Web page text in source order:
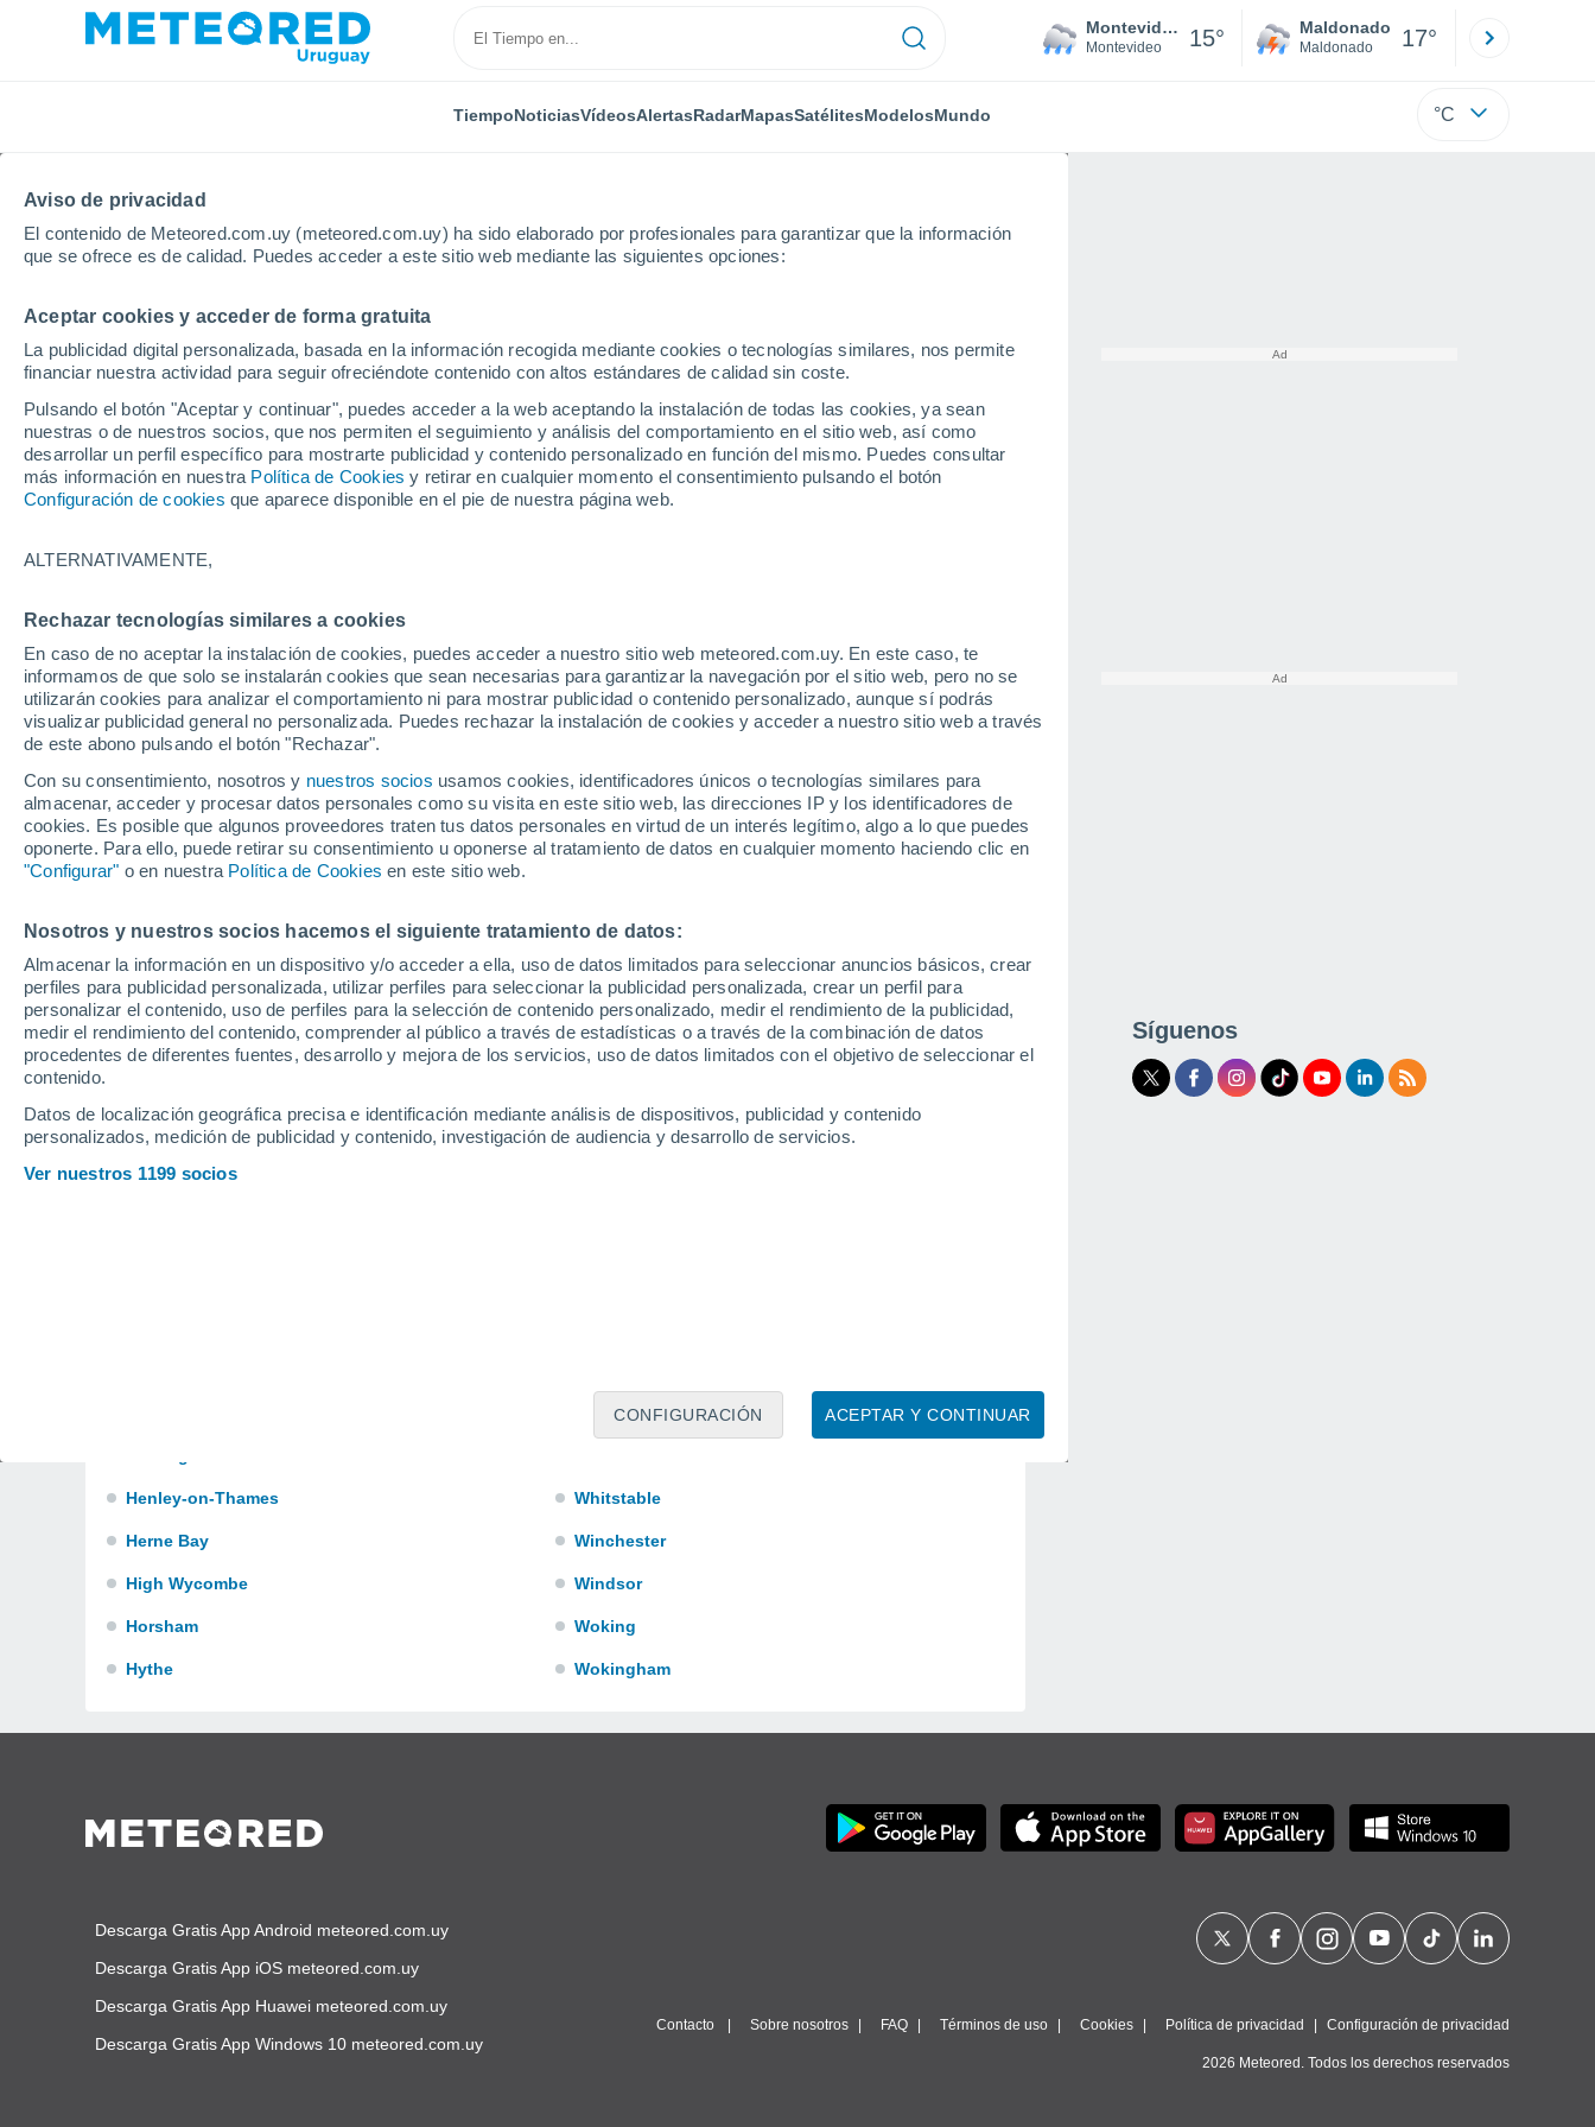
Aviso de privacidad
El contenido de Meteored.com.uy (meteored.com.uy) ha sido elaborado por profesionales para garantizar que la información
que se ofrece es de calidad. Puedes acceder a este sitio web mediante las siguientes opciones:
Aceptar cookies y acceder de forma gratuita
La publicidad digital personalizada, basada en la información recogida mediante cookies o tecnologías similares, nos permite
financiar nuestra actividad para seguir ofreciéndote contenido con altos estándares de calidad sin coste.
Pulsando el botón "Aceptar y continuar", puedes acceder a la web aceptando la instalación de todas las cookies, ya sean
nuestras o de nuestros socios, que nos permiten el seguimiento y análisis del comportamiento en el sitio web, así como
desarrollar un perfil específico para mostrarte publicidad y contenido personalizado en función del mismo. Puedes consultar
más información en nuestra Política de Cookies y retirar en cualquier momento el consentimiento pulsando el botón
Configuración de cookies que aparece disponible en el pie de nuestra página web.
ALTERNATIVAMENTE,
Rechazar tecnologías similares a cookies
En caso de no aceptar la instalación de cookies, puedes acceder a nuestro sitio web meteored.com.uy. En este caso, te
informamos de que solo se instalarán cookies que sean necesarias para garantizar la navegación por el sitio web, pero no se
utilizarán cookies para analizar el comportamiento ni para mostrar publicidad o contenido personalizado, aunque sí podrás
visualizar publicidad general no personalizada. Puedes rechazar la instalación de cookies y acceder a nuestro sitio web a través
de este abono pulsando el botón "Rechazar".
Con su consentimiento, nosotros y nuestros socios usamos cookies, identificadores únicos o tecnologías similares para
almacenar, acceder y procesar datos personales como su visita en este sitio web, las direcciones IP y los identificadores de
cookies. Es posible que algunos proveedores traten tus datos personales en virtud de un interés legítimo, algo a lo que puedes
oponerte. Para ello, puede retirar su consentimiento u oponerse al tratamiento de datos en cualquier momento haciendo clic en
"Configurar" o en nuestra Política de Cookies en este sitio web.
Nosotros y nuestros socios hacemos el siguiente tratamiento de datos:
Almacenar la información en un dispositivo y/o acceder a ella, uso de datos limitados para seleccionar anuncios básicos, crear
perfiles para publicidad personalizada, utilizar perfiles para seleccionar la publicidad personalizada, crear un perfil para
personalizar el contenido, uso de perfiles para la selección de contenido personalizado, medir el rendimiento de la publicidad,
medir el rendimiento del contenido, comprender al público a través de estadísticas o a través de la combinación de datos
procedentes de diferentes fuentes, desarrollo y mejora de los servicios, uso de datos limitados con el objetivo de seleccionar el
contenido.
Datos de localización geográfica precisa e identificación mediante análisis de dispositivos, publicidad y contenido
personalizados, medición de publicidad y contenido, investigación de audiencia y desarrollo de servicios.
Ver nuestros 1199 socios
ACEPTAR Y CONTINUAR
CONFIGURACIÓN
Montevideo
Montevideo 15° Maldonado
Maldonado 17°
TiempoNoticiasVídeosAlertasRadarMapasSatélitesModelosMundo °C
Inicio Reino Unido Sudeste de Inglaterra
El tiempo en todas las ciudades del Sudeste de
Inglaterra
Todas las localidades del Sudeste de Inglaterra
Addlestone
Andover
Arundel
Ascot
Ashford
Basingstoke
Bembridge
Bexhill
Chertsey
Henley-on-Thames
Herne Bay
High Wycombe
Horsham
Hythe
Littlehampton
Maidenhead
Margate
Newbury
Newhaven
Ramsgate
Redhill
Reigate
Romsey
Tonbridge
Whitstable
Winchester
Windsor
Woking
Wokingham
Síguenos
Descarga Gratis App Android meteored.com.uy
Descarga Gratis App iOS meteored.com.uy
Descarga Gratis App Huawei meteored.com.uy
Descarga Gratis App Windows 10 meteored.com.uy
Contacto Sobre nosotros FAQ Términos de uso Cookies Política de privacidad Configuración de privacidad
2026 Meteored. Todos los derechos reservados